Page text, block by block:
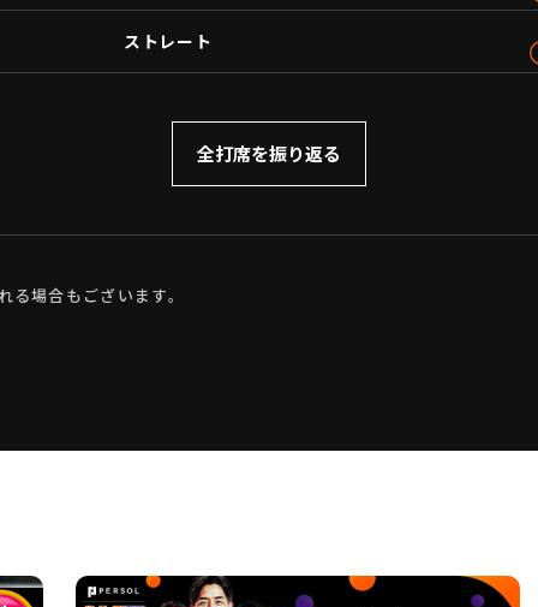
ストレート
全打席を振り返る
場合もございます。